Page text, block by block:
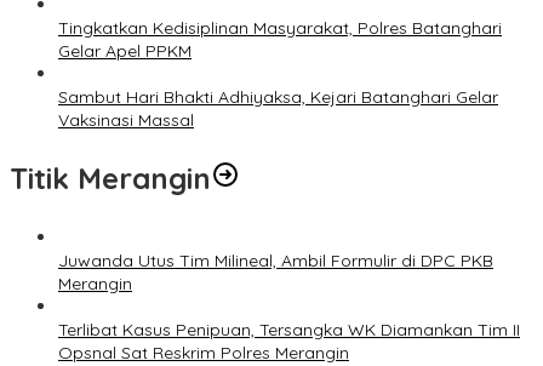
Tingkatkan Kedisiplinan Masyarakat, Polres Batanghari
Gelar Apel PPKM
Sambut Hari Bhakti Adhiyaksa, Kejari Batanghari Gelar
Vaksinasi Massal
Titik Merangin
Juwanda Utus Tim Milineal, Ambil Formulir di DPC PKB
Merangin
Terlibat Kasus Penipuan, Tersangka WK Diamankan Tim II
Opsnal Sat Reskrim Polres Merangin